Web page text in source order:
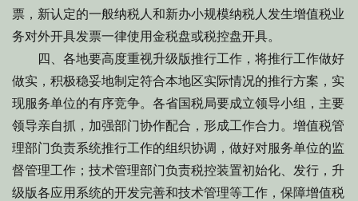
票，新认定的一般纳税人和新办小规模纳税人发生增值税业
务对外开具发票一律使用金税盘或税控盘开具。
四、各地要高度重视升级版推行工作，将推行工作做好
做实，积极稳妥地制定符合本地区实际情况的推行方案，实
现服务单位的有序竞争。各省国税局要成立领导小组，主要
领导亲自抓，加强部门协作配合，形成工作合力。增值税管
理部门负责系统推行工作的组织协调，做好对服务单位的监
督管理工作；技术管理部门负责税控装置初始化、发行，升
级版各应用系统的开发完善和技术管理等工作，保障增值税